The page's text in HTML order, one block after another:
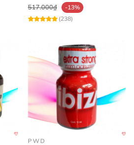
517.000₫
-13%
(238)
PWD